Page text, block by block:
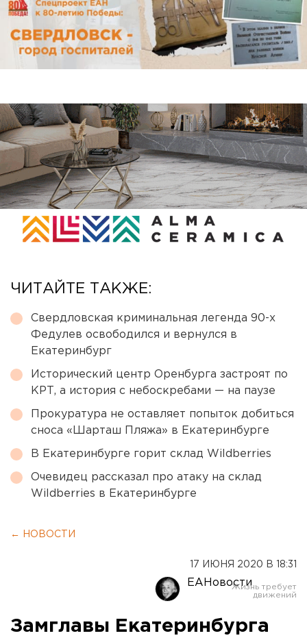
ЧИТАЙТЕ ТАКЖЕ:
Свердловская криминальная легенда 90-х
Федулев освободился и вернулся в
Екатеринбург
Исторический центр Оренбурга застроят по
КРТ, а история с небоскребами — на паузе
Прокуратура не оставляет попыток добиться
сноса «Шарташ Пляжа» в Екатеринбурге
В Екатеринбурге горит склад Wildberries
Очевидец рассказал про атаку на склад
Wildberries в Екатеринбурге
← НОВОСТИ
17 ИЮНЯ 2020 В 18:31
ЕАНовости
Замглавы Екатеринбурга